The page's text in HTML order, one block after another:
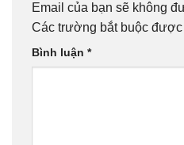
Email của bạn sẽ không
Các trường bắt buộc được
Bình luận *